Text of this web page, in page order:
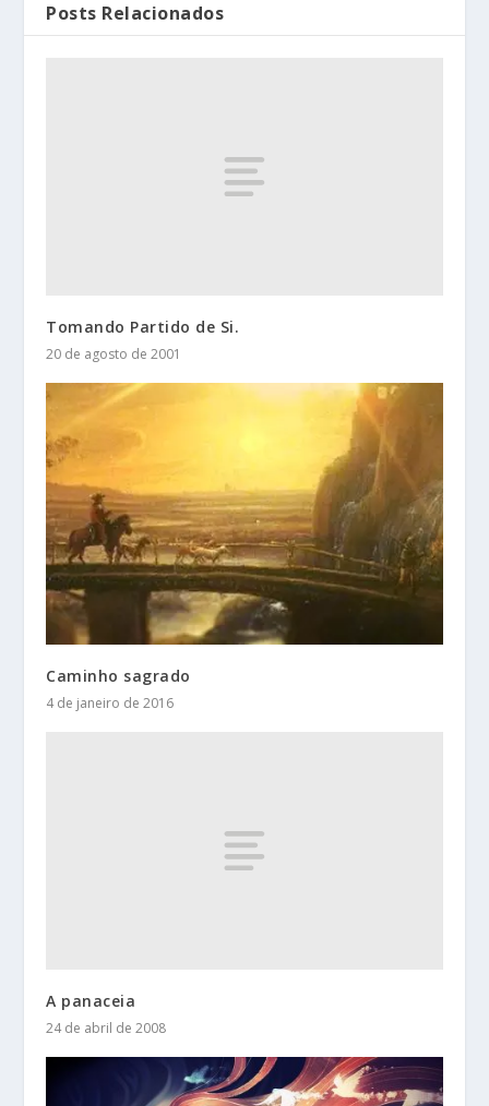
Posts Relacionados
Tomando Partido de Si.
20 de agosto de 2001
Caminho sagrado
4 de janeiro de 2016
A panaceia
24 de abril de 2008